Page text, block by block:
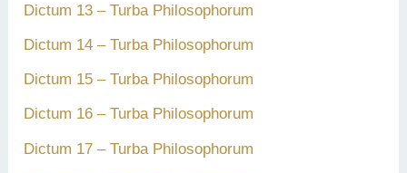
Dictum 13 – Turba Philosophorum
Dictum 14 – Turba Philosophorum
Dictum 15 – Turba Philosophorum
Dictum 16 – Turba Philosophorum
Dictum 17 – Turba Philosophorum